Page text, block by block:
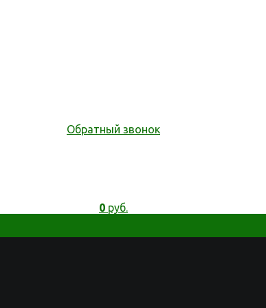
Обратный звонок
0 руб.